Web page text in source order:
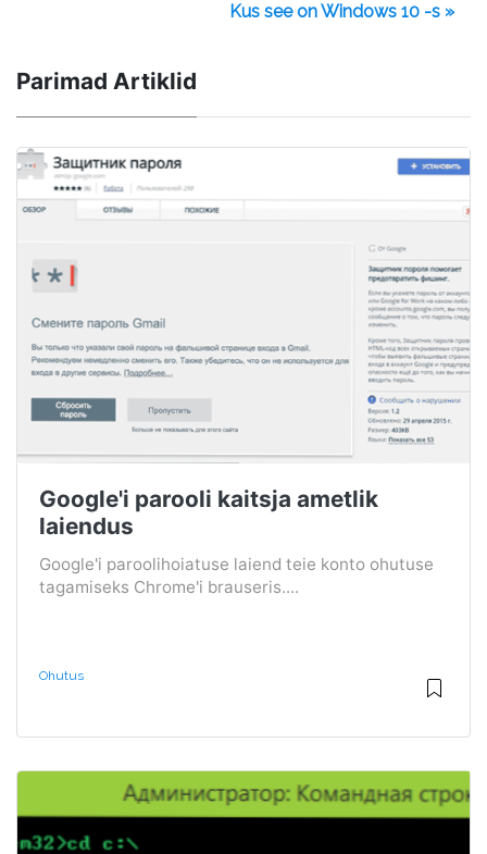
Kus see on Windows 10 -s »
Parimad Artiklid
Google'i parooli kaitsja ametlik
laiendus
Google'i paroolihoiatuse laiend teie konto ohutuse
tagamiseks Chrome'i brauseris....
Ohutus